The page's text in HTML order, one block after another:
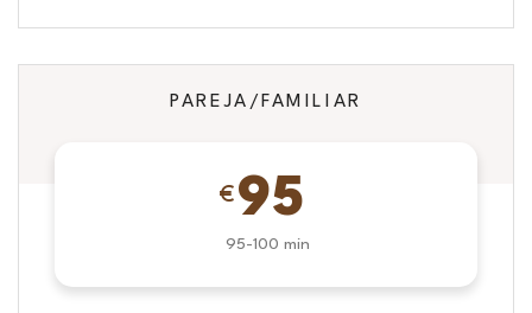
PAREJA/FAMILIAR
€ 95
95-100 min